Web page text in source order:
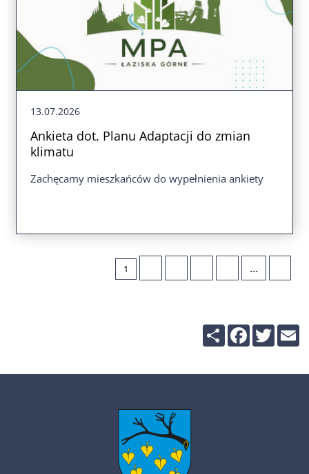
13.07.2026
Ankieta dot. Planu Adaptacji do zmian
klimatu
Zachęcamy mieszkańców do wypełnienia ankiety
1 …
ShareFacebook